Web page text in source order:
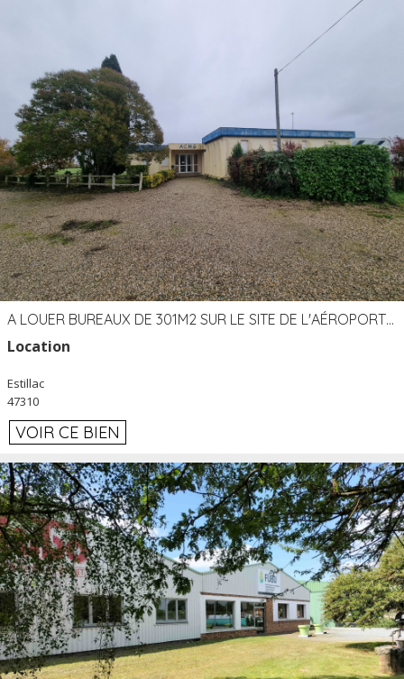
A LOUER BUREAUX DE 301M2 SUR LE SITE DE L'AÉROPORT AGEN LA GARENNE
Location
Estillac
47310
VOIR CE BIEN